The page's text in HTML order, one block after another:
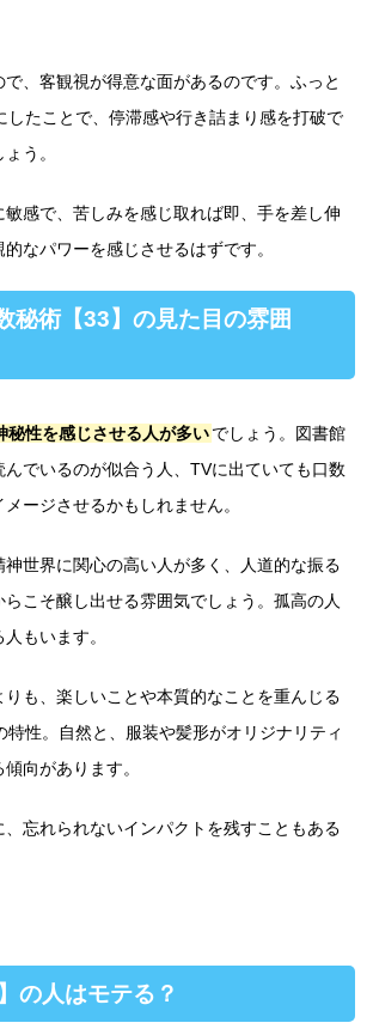
、客観視が得意な面があるのです。ふっと
したことで、停滞感や行き詰まり感を打破で
う。
敏感で、苦しみを感じ取れば即、手を差し伸
なパワーを感じさせるはずです。
秘術【33】の見た目の雰囲
秘性を感じさせる人が多いでしょう。図書館
でいるのが似合う人、TVに出ていても口数
ージさせるかもしれません。
神世界に関心の高い人が多く、人道的な振る
こそ醸し出せる雰囲気でしょう。孤高の人
もいます。
りも、楽しいことや本質的なことを重んじる
特性。自然と、服装や髪形がオリジナリティ
向があります。
忘れられないインパクトを残すこともある
の人はモテる？